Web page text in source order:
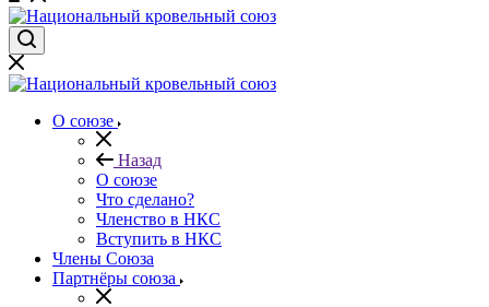
О союзе
Назад
О союзе
Что сделано?
Членство в НКС
Вступить в НКС
Члены Союза
Партнёры союза